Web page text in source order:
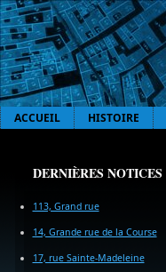
ACCUEIL HISTOIRE
DERNIÈRES NOTICES
113, Grand rue
14, Grande rue de la Course
17, rue Sainte-Madeleine